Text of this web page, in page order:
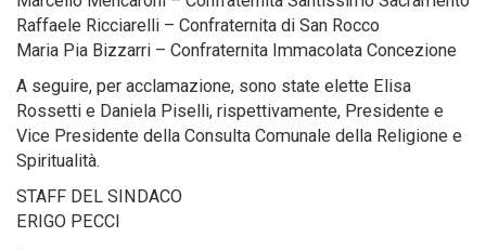
Raffaele Ricciarelli – Confraternita di San Rocco
Maria Pia Bizzarri – Confraternita Immacolata Concezione
A seguire, per acclamazione, sono state elette Elisa
Rossetti e Daniela Piselli, rispettivamente, Presidente e
Vice Presidente della Consulta Comunale della Religione e
Spiritualità.
STAFF DEL SINDACO
ERIGO PECCI